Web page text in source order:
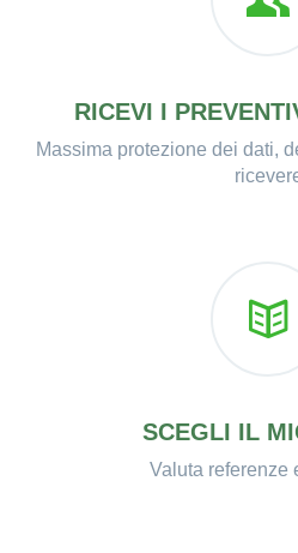
RICEVI I
Massima protezione dei dati,
SCEGLI IL
Valuta referenze